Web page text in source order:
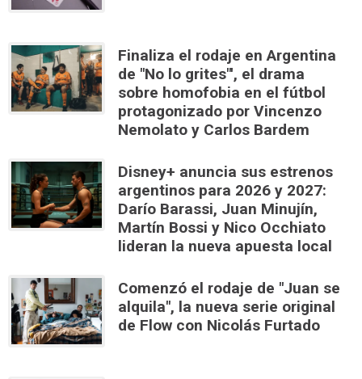
Finaliza el rodaje en Argentina
de "No lo grites"', el drama
sobre homofobia en el fútbol
protagonizado por Vincenzo
Nemolato y Carlos Bardem
Disney+ anuncia sus estrenos
argentinos para 2026 y 2027:
Darío Barassi, Juan Minujín,
Martín Bossi y Nico Occhiato
lideran la nueva apuesta local
Comenzó el rodaje de "Juan se
alquila", la nueva serie original
de Flow con Nicolás Furtado